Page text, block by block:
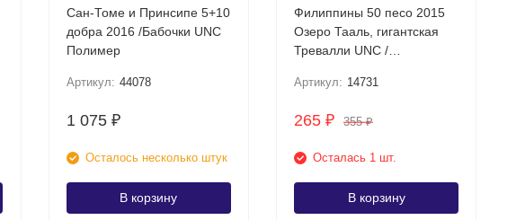
Сан-Томе и Принсипе 5+10
добра 2016 /Бабочки UNC
Полимер
Артикул: 44078
1 075 ₽
Осталось несколько штук
В корзину
Филиппины 50 песо 2015
Озеро Тааль, гигантская
Тревалли UNC /
Артикул: 14731
265₽ 355₽
Осталась 1 шт.
В корзину